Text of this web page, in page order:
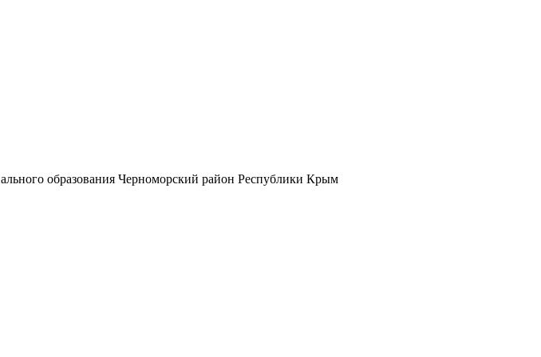
образования Черноморский район Республики Крым